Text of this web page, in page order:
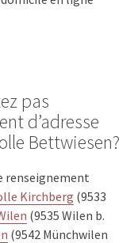
pas
d’adresse
Bettwiesen?
renseignement
Kirchberg (9533
(9535 Wilen b.
(9542 Münchwilen